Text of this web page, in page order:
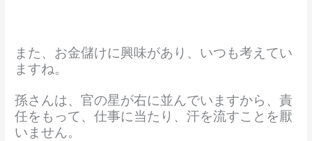
また、お金儲けに興味があり、いつも考えてい
ますね。
孫さんは、官の星が右に並んでいますから、責
任をもって、仕事に当たり、汗を流すことを厭
いません。